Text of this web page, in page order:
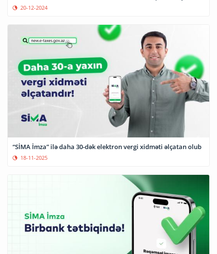
20-12-2024
“SİMA İmza” ilə daha 30-dək elektron vergi xidməti əlçatan olub
18-11-2025